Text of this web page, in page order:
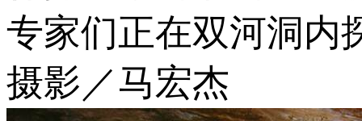
专家们正在双河洞内
摄影／马宏杰